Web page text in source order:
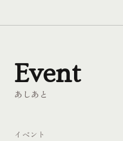
あしあと
Event
イベント